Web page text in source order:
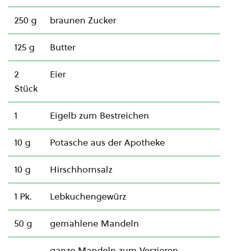
250 g braunen Zucker
125 g Butter
2
Stück
Eier
1 Eigelb zum Bestreichen
10 g Potasche aus der Apotheke
10 g Hirschhornsalz
1 Pk. Lebkuchengewürz
50 g gemahlene Mandeln